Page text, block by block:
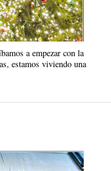
a empezar con la
estamos viviendo una